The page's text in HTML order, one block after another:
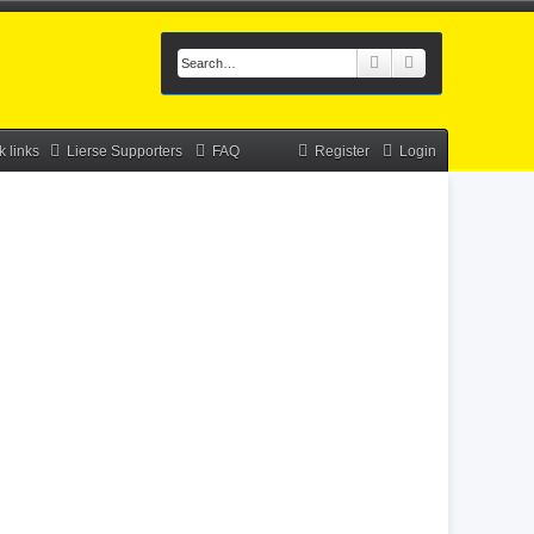
Search
links Lierse Supporters FAQ Login
Register